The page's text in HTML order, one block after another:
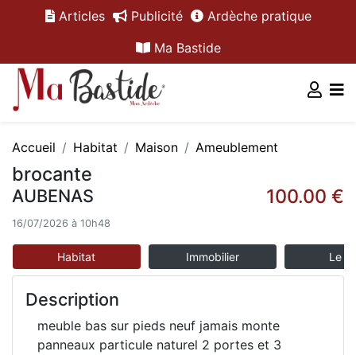
Articles Publicité
Ardèche pratique
Ma Bastide
Accueil Habitat Maison Ameublement
brocante
AUBENAS
16/07/2026 à 10h48
100.00 €
Habitat Immobilier Le
Description
meuble bas sur pieds neuf jamais monte
panneaux particule naturel 2 portes et 3